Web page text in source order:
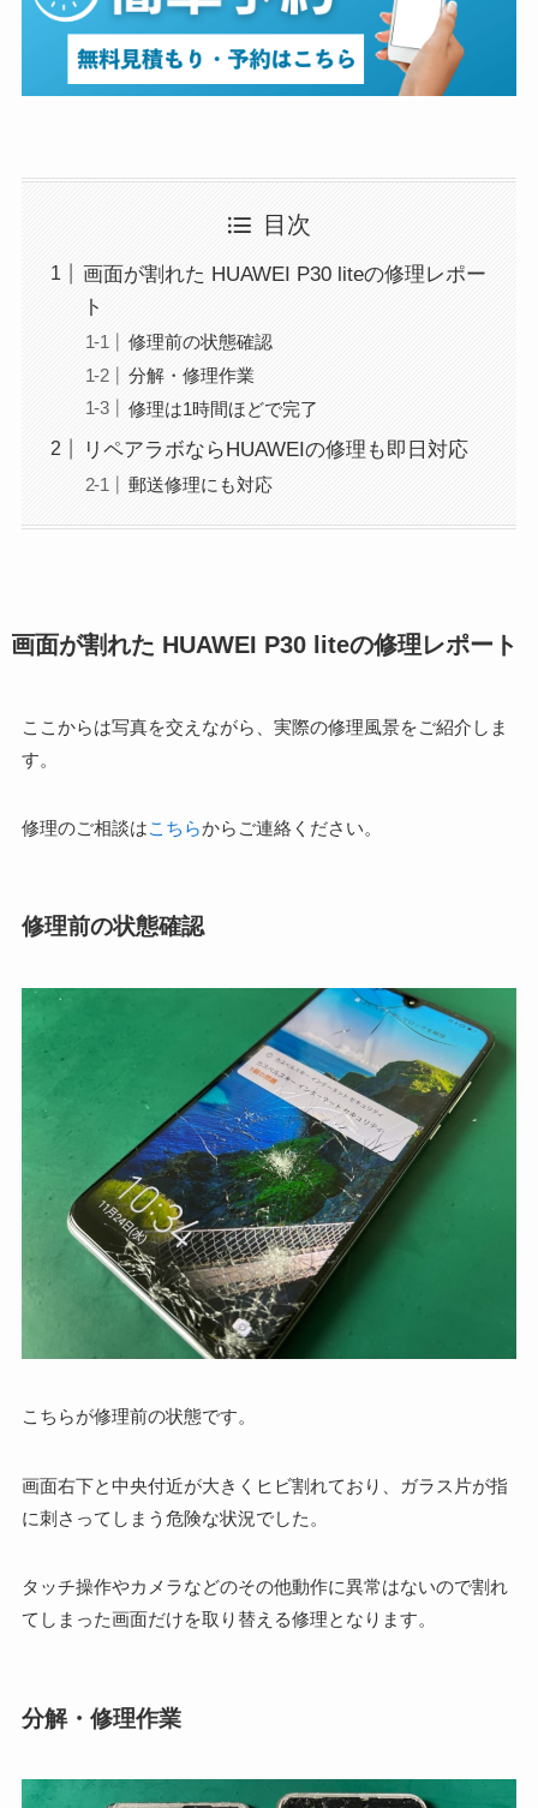
目次
画面が割れた HUAWEI P30 liteの修理レポー
ト
修理前の状態確認
分解・修理作業
修理は1時間ほどで完了
リペアラボならHUAWEIの修理も即日対応
郵送修理にも対応
画面が割れた HUAWEI P30 liteの修理レポート
ここからは写真を交えながら、実際の修理風景をご紹介しま
す。
修理のご相談はこちらからご連絡ください。
修理前の状態確認
こちらが修理前の状態です。
画面右下と中央付近が大きくヒビ割れており、ガラス片が指
に刺さってしまう危険な状況でした。
タッチ操作やカメラなどのその他動作に異常はないので割れ
てしまった画面だけを取り替える修理となります。
分解・修理作業